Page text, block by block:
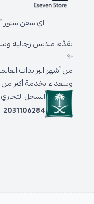
اي سفن ستور
يقدّم ملابس رجالية
✨
من أشهر البراندات
وسعداء بخدمة أكثر من 300,000 عميل حول المملكة.
السجل التجاري
2031106284